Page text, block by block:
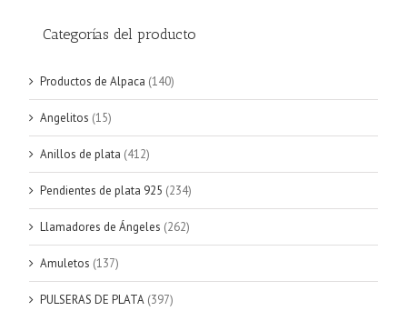
Categorías del producto
Productos de Alpaca (140)
Angelitos (15)
Anillos de plata (412)
Pendientes de plata 925 (234)
Llamadores de Ángeles (262)
Amuletos (137)
PULSERAS DE PLATA (397)